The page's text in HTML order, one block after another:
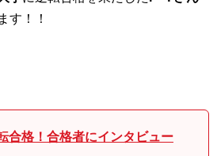
す！！
合格！合格者にインタビュー